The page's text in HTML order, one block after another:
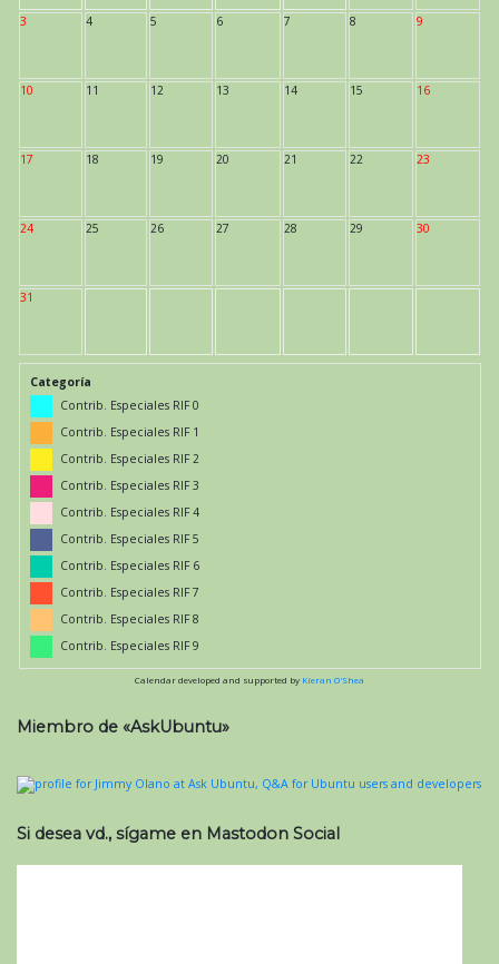
3 4 5 6 7 8 9
10 11 12 13 14 15 16
17 18 19 20 21 22 23
24 25 26 27 28 29 30
31
Categoría
Contrib. Especiales RIF 0
Contrib. Especiales RIF 1
Contrib. Especiales RIF 2
Contrib. Especiales RIF 3
Contrib. Especiales RIF 4
Contrib. Especiales RIF 5
Contrib. Especiales RIF 6
Contrib. Especiales RIF 7
Contrib. Especiales RIF 8
Contrib. Especiales RIF 9
Calendar developed and supported by Kieran O'Shea
Miembro de «AskUbuntu»
Si desea vd., sígame en Mastodon Social